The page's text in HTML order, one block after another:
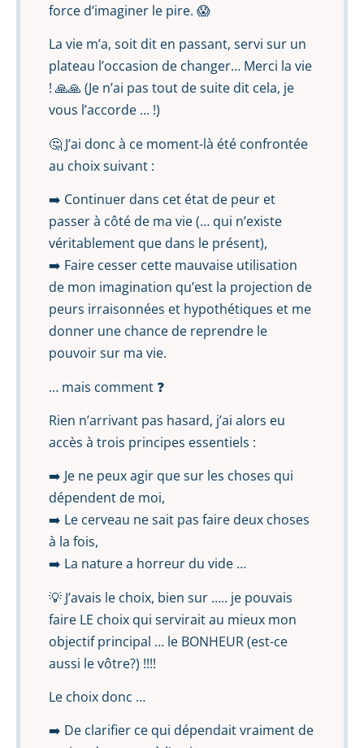
force d’imaginer le pire. 😱
La vie m’a, soit dit en passant, servi sur un
plateau l’occasion de changer… Merci la vie
! 🙏🙏 (Je n’ai pas tout de suite dit cela, je
vous l’accorde … !)
🤔 J’ai donc à ce moment-là été confrontée
au choix suivant :
➡️ Continuer dans cet état de peur et
passer à côté de ma vie (… qui n’existe
véritablement que dans le présent),
➡️ Faire cesser cette mauvaise utilisation
de mon imagination qu’est la projection de
peurs irraisonnées et hypothétiques et me
donner une chance de reprendre le
pouvoir sur ma vie.
… mais comment ❓
Rien n’arrivant pas hasard, j’ai alors eu
accès à trois principes essentiels :
➡️ Je ne peux agir que sur les choses qui
dépendent de moi,
➡️ Le cerveau ne sait pas faire deux choses
à la fois,
➡️ La nature a horreur du vide …
💡 J’avais le choix, bien sur ….. je pouvais
faire LE choix qui servirait au mieux mon
objectif principal … le BONHEUR (est-ce
aussi le vôtre?) !!!!
Le choix donc …
➡️ De clarifier ce qui dépendait vraiment de